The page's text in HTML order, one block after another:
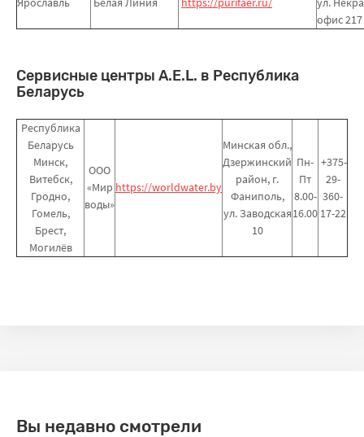
офис 217
Сервисные центры A.E.L. в Республика
Беларусь
Республика
Беларусь
Минск,
Витебск,
Гродно,
Гомель,
Брест,
Могилёв
ООО
«Мир
воды»
https://worldwater.by
Минская обл.,
Дзержинский
район, г.
Фаниполь,
ул. Заводская
10
Пн-
Пт
8.00-
16.00
+375-
29-
360-
17-22
Вы недавно смотрели